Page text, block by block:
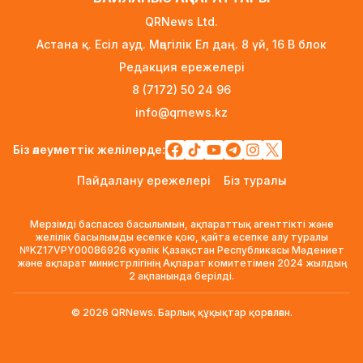
«Қазақтелекомның» екі қызметкері жұмыс
кезінде қаза тапты
1 күн бұрын
Трамп АҚШ-та туғандарға автоматты түрде
азаматтық беруді шектейтін жарлықтарға
талаптар күшейеді
УЕФА: Инфантиноға сенім жоғалды, бойкот
күшінде қалады
«Өзімізге де керек»: Трамп Украинаға қару
QRNews Ltd.
Астана қ. Есіл ауд. Мәңгілік Ел даң. 8 үй, 16 B блок
Редакция ережелері
8 (7172) 50 24 96
info@qrnews.kz
Біз әлеуметтік желілерде:
Пайдалану ережелері Біз туралы
Мерзімді баспасөз басылымын, ақпараттық агенттікті және
желілік басылымды есепке қою, қайта есепке алу туралы
№KZ17VPY00086926 куәлік Қазақстан Республикасы Мәдениет
және ақпарат министрлігінің Ақпарат комитетімен 2024 жылдың
2 ақпанында берілді.
© 2026 QRNews. Барлық құқықтар қорғалған.